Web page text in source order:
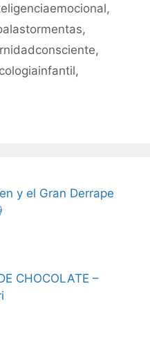
,
,
,
,
y el Gran Derrape
CHOCOLATE –